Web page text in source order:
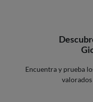
Encuentra y prueba